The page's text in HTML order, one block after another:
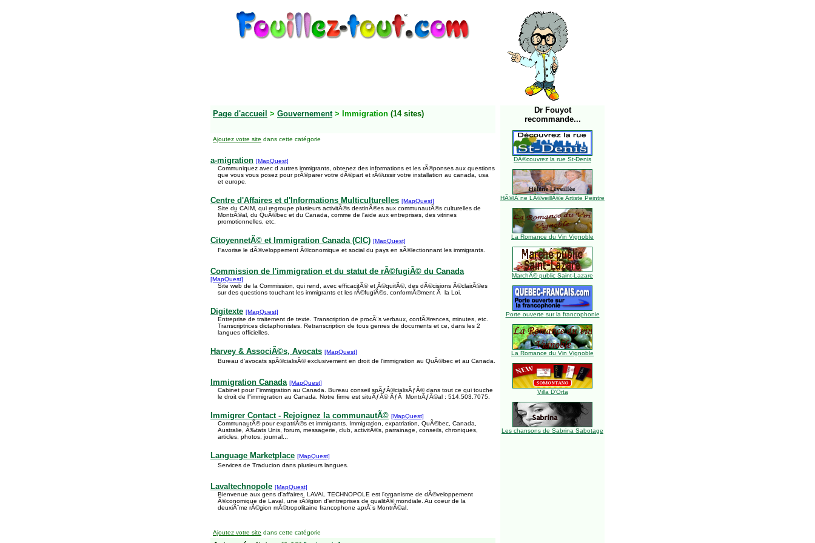
Page d'accueil > Gouvernement> Immigration (14 sites)
Ajoutez votre site dans cette catégorie
a-migration [MapQuest]
Communiquez avec d autres immigrants, obtenez des informations et les rÃ©ponses aux questions
que vous vous posez pour prÃ©parer votre dÃ©part et rÃ©ussir votre installation au canada, usa
et europe.
Centre d'Affaires et d'Informations Multiculturelles [MapQuest]
Site du CAIM, qui regroupe plusieurs activitÃ©s destinÃ©es aux communautÃ©s culturelles de
MontrÃ©al, du QuÃ©bec et du Canada, comme de l'aide aux entreprises, des vitrines
promotionnelles, etc.
CitoyennetÃ© et Immigration Canada (CIC) [MapQuest]
Favorise le dÃ©veloppement Ã©conomique et social du pays en sÃ©lectionnant les immigrants.
Commission de l'immigration et du statut de rÃ©fugiÃ© du Canada
[MapQuest]
Site web de la Commission, qui rend, avec efficacitÃ© et Ã©quitÃ©, des dÃ©cisions Ã©clairÃ©es
sur des questions touchant les immigrants et les rÃ©fugiÃ©s, conformÃ©ment Ã la Loi.
Digitexte [MapQuest]
Entreprise de traitement de texte. Transcription de procÃ¨s verbaux, confÃ©rences, minutes, etc.
Transcriptrices dictaphonistes. Retranscription de tous genres de documents et ce, dans les 2
langues officielles.
Harvey & AssociÃ©s, Avocats [MapQuest]
Bureau d'avocats spÃ©cialisÃ© exclusivement en droit de l'immigration au QuÃ©bec et au Canada.
Immigration Canada [MapQuest]
Cabinet pour l''immigration au Canada. Bureau conseil spÃƒÂ©cialisÃƒÂ© dans tout ce qui touche
le droit de l''immigration au Canada. Notre firme est situÃƒÂ© ÃƒÂ MontrÃƒÂ©al : 514.503.7075.
Immigrer Contact - Rejoignez la communautÃ© [MapQuest]
CommunautÃ© pour expatriÃ©s et immigrants. Immigration, expatriation, QuÃ©bec, Canada,
Australie, Ã‰tats Unis, forum, messagerie, club, activitÃ©s, parrainage, conseils, chroniques,
articles, photos, journal...
Language Marketplace [MapQuest]
Services de Traducion dans plusieurs langues.
Lavaltechnopole [MapQuest]
Bienvenue aux gens d'affaires. LAVAL TECHNOPOLE est l'organisme de dÃ©veloppement
Ã©conomique de Laval, une rÃ©gion d'entreprises de qualitÃ© mondiale. Au coeur de la
deuxiÃ¨me rÃ©gion mÃ©tropolitaine francophone aprÃ¨s MontrÃ©al.
Dr Fouyot
recommande...
DÃ©couvrez la rue St-Denis
HÃ©lÃ¨ne LÃ©veillÃ©e Artiste Peintre
La Romance du Vin Vignoble
MarchÃ© public Saint-Lazare
Porte ouverte sur la francophonie
La Romance du Vin Vignoble
Villa D'Orta
Les chansons de Sabrina Sabotage
Ajoutez votre site dans cette catégorie